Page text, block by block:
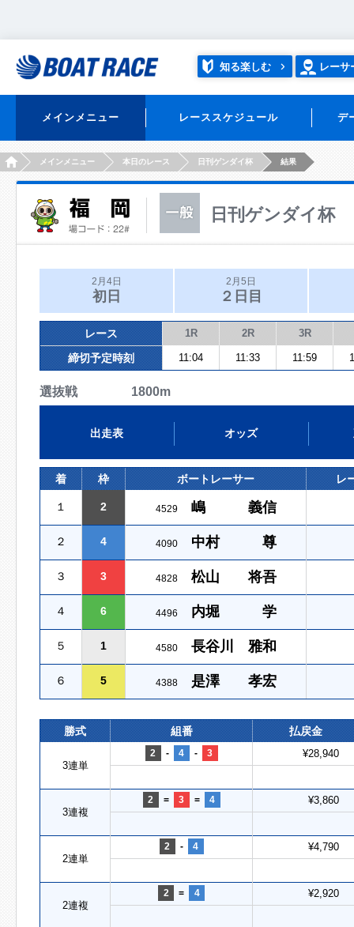
知る楽しむ レーサ
メインメニュー レーススケジュール デ
HOMEメインメニュー 本日のレース 日刊ゲンダイ杯 結果
日刊ゲンダイ杯
2月4日
初日
2月5日
２日目
レース 1R 2R 3R
締切予定時刻 11:04 11:33 11:59
選抜戦 1800m
出走表 オッズ
着 枠 ボートレーサー レ
１ 2 4529 嶋 義信
２ 4 4090 中村 尊
３ 3 4828 松山 将吾
４ 6 4496 内堀 学
５ 1 4580 長谷川 雅和
６ 5 4388 是澤 孝宏
勝式 組番 払戻金
3連単
2 - 4 - 3 ¥28,940
3連複
2 = 3 = 4 ¥3,860
2連単
2 - 4 ¥4,790
2連複
2 = 4 ¥2,920